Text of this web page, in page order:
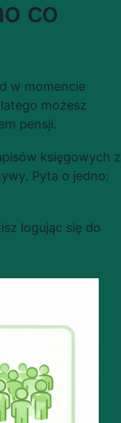
co
w momencie
możesz
pensji.
księgowych z
Pyta o jedno:
logując się do